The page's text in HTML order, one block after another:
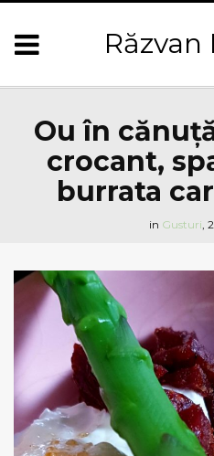
Răzvan
Ou în
crocant,
burrata
in Gusturi,